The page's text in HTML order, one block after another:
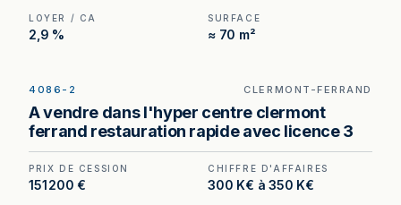
LOYER / CA
2,9 %
SURFACE
≈ 70 m²
emplacement n°1 en hypercentre, fort passage
piéton.
4086-2 CLERMONT-FERRAND
A vendre dans l'hyper centre clermont
ferrand restauration rapide avec licence 3
PRIX DE CESSION
151 200 €
CHIFFRE D'AFFAIRES
300 K€ à 350 K€